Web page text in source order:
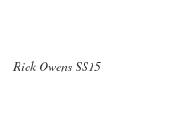
Rick Owens SS15